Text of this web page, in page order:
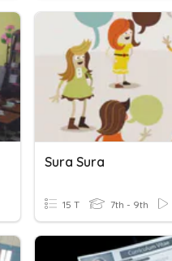
Sura Sura
15 T 7th - 9th